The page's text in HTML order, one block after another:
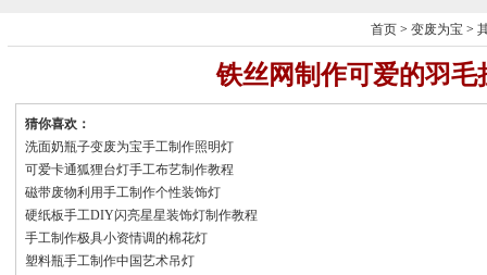
首页 >变废为宝 >
铁丝网制作可爱的羽毛
猜你喜欢：
洗面奶瓶子变废为宝手工制作照明灯
可爱卡通狐狸台灯手工布艺制作教程
磁带废物利用手工制作个性装饰灯
硬纸板手工DIY闪亮星星装饰灯制作教程
手工制作极具小资情调的棉花灯
塑料瓶手工制作中国艺术吊灯